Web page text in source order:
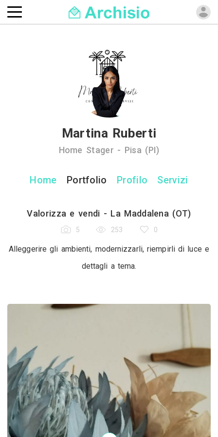
Martina Ruberti
Home Stager - Pisa (PI)
Home Portfolio Profilo Servizi
Valorizza e vendi - La Maddalena (OT)
5 253 0
Alleggerire gli ambienti, modernizzarli, riempirli di luce e
dettagli a tema.